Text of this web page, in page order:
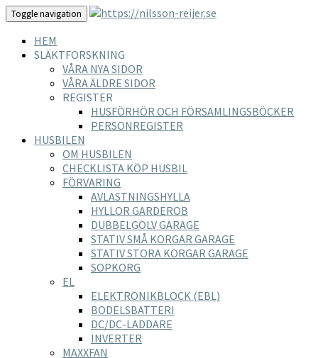
Toggle navigation
HEM
SLÄKTFORSKNING
VÅRA NYA SIDOR
VÅRA ÄLDRE SIDOR
REGISTER
HUSFÖRHÖR OCH FÖRSAMLINGSBÖCKER
PERSONREGISTER
HUSBILEN
OM HUSBILEN
CHECKLISTA KÖP HUSBIL
FÖRVARING
AVLASTNINGSHYLLA
HYLLOR GARDEROB
DUBBELGOLV GARAGE
STATIV SMÅ KORGAR GARAGE
STATIV STORA KORGAR GARAGE
SOPKORG
EL
ELEKTRONIKBLOCK (EBL)
BODELSBATTERI
DC/DC-LADDARE
INVERTER
MAXXFAN